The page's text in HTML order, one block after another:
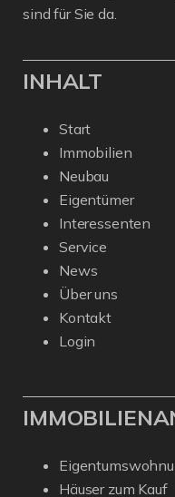
sind für Sie da.
INHALT
Start
Immobilien
Neubau
Eigentümer
Interessenten
Service
News
Über uns
Kontakt
Login
Häuser zum Kauf